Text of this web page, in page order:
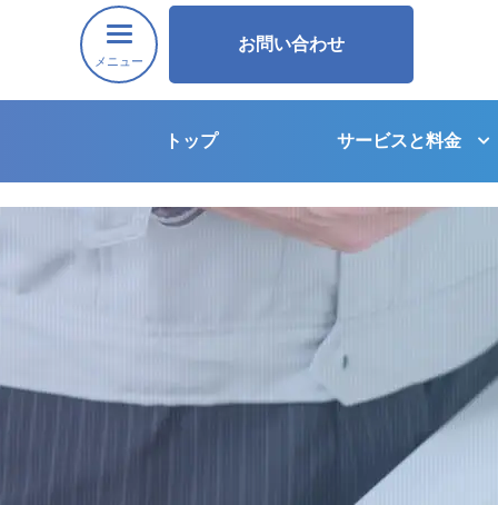
メニュー
お問い合わせ
トップ サービスと料金